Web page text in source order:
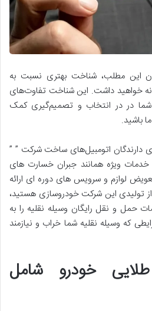
این مطلب، شناخت بهتری نسبت به
خواهید داشت. این شناخت تفاوت‌های
شما در در انتخاب و تصمیم‌گیری کمک
باشید.
دارندگان اتومبیل‌های ساخت شرکت ” ”
ویژه همانند جبران خسارت های
لوازم و سرویس های دوره ای ارائه
از تولیدی این شرکت خودروسازی هستید،
حمل و نقل رایگان وسیله نقلیه را به
که وسیله نقلیه شما خراب و نیازمند
خودرو شامل